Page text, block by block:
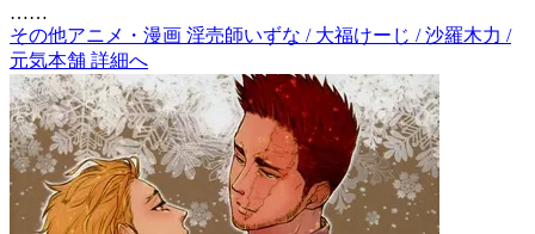
……
その他アニメ・漫画 淫売師いずな / 大福けーじ / 沙羅木力 /
元気本舗 詳細へ